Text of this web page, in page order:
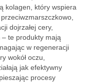
kolagen, który wspiera
dojrzałej cery,
– te produkty mają
w regeneracji
wokół oczu,
jak efektywny
procesy